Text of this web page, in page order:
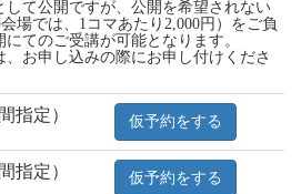
して公開ですが、公開を希望されない
場では、1コマあたり2,000円）をご負
てのご受講が可能となります。
お申し込みの際にお申し付けくださ
指定） 仮予約をする
指定） 仮予約をする